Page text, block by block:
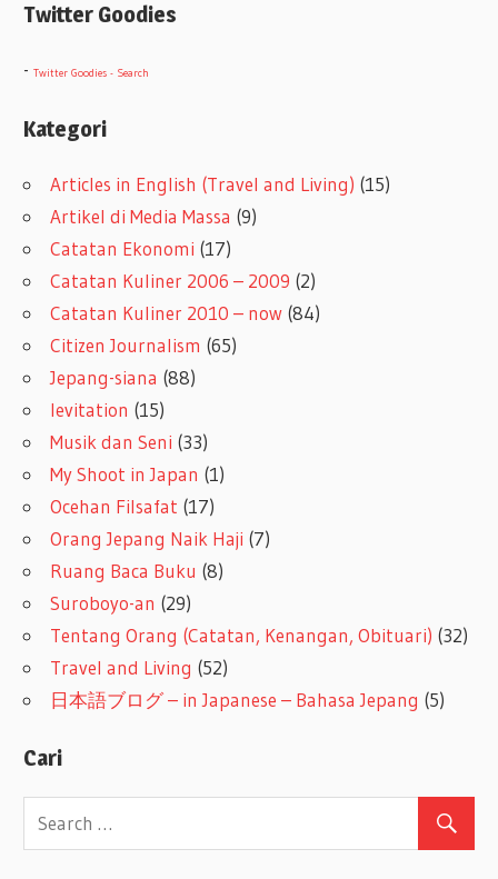
Twitter Goodies
-Twitter Goodies - Search
Kategori
Articles in English (Travel and Living) (15)
Artikel di Media Massa (9)
Catatan Ekonomi (17)
Catatan Kuliner 2006 – 2009 (2)
Catatan Kuliner 2010 – now (84)
Citizen Journalism (65)
Jepang-siana (88)
levitation (15)
Musik dan Seni (33)
My Shoot in Japan (1)
Ocehan Filsafat (17)
Orang Jepang Naik Haji (7)
Ruang Baca Buku (8)
Suroboyo-an (29)
Tentang Orang (Catatan, Kenangan, Obituari) (32)
Travel and Living (52)
日本語ブログ – in Japanese – Bahasa Jepang (5)
Cari